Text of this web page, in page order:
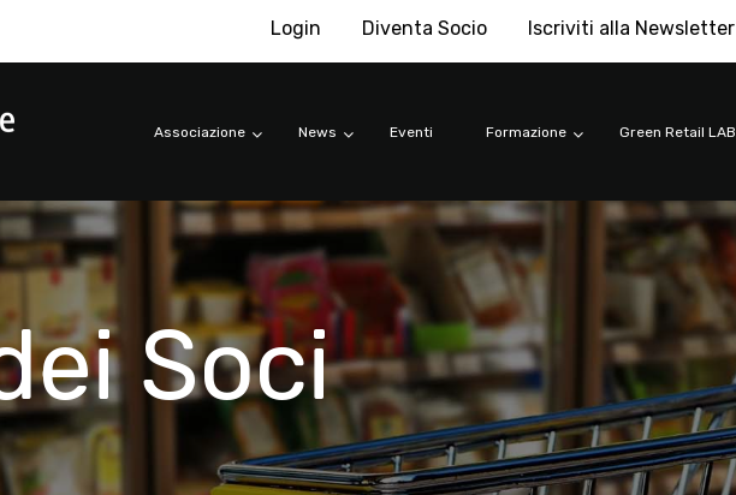
Login Diventa Socio Iscriviti alla Newsletter
Associazione News Eventi Formazione Green Retail LAB
Soci